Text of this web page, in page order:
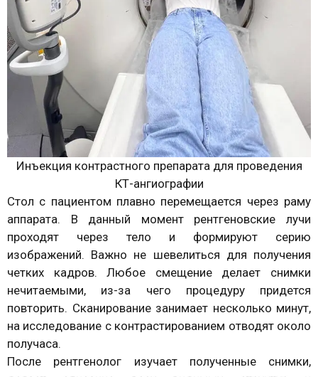
Инъекция контрастного препарата для проведения
КТ-ангиографии
Стол с пациентом плавно перемещается через раму
аппарата. В данный момент рентгеновские лучи
проходят через тело и формируют серию
изображений. Важно не шевелиться для получения
четких кадров. Любое смещение делает снимки
нечитаемыми, из-за чего процедуру придется
повторить. Сканирование занимает несколько минут,
на исследование с контрастированием отводят около
получаса.
После рентгенолог изучает полученные снимки,